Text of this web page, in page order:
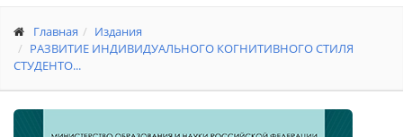
Главная
Издания
РАЗВИТИЕ ИНДИВИДУАЛЬНОГО КОГНИТИВНОГО СТИЛЯ
СТУДЕНТО...